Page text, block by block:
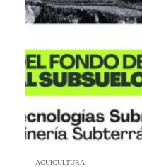
ACUICULTURA